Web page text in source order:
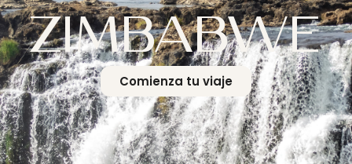
ZIMBABWE
Comienza tu viaje